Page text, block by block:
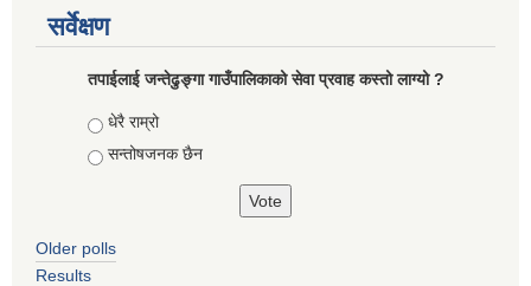
सर्वेक्षण
तपाईलाई जन्तेढुङ्गा गाउँपालिकाको सेवा प्रवाह कस्तो लाग्यो ?
Choices
धेरै राम्रो
सन्तोषजनक छैन
Older polls
Results